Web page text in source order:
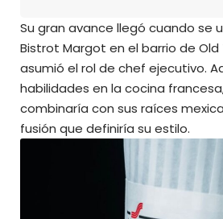
Su gran avance llegó cuando se
Bistrot Margot en el barrio de Old
asumió el rol de chef ejecutivo.
habilidades en la cocina
combinaría con sus raíces
fusión que definiría su estilo.